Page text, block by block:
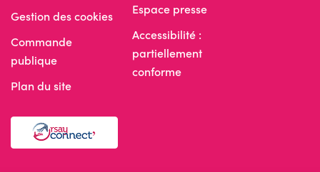
Gestion des cookies
Commande
publique
Plan du site
Espace presse
Accessibilité :
partiellement
conforme